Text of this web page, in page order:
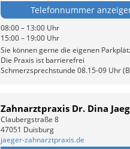
Telefonnummer
08:00 – 13:00 Uhr
15:00 – 19:00 Uhr
Sie können gerne die eigenen
Die Praxis ist barrierefrei
Schmerzsprechstunde 08.15-09 Uhr
Zahnarztpraxis Dr. Dina
Claubergstraße 8
47051 Duisburg
jaeger-zahnarztpraxis.de